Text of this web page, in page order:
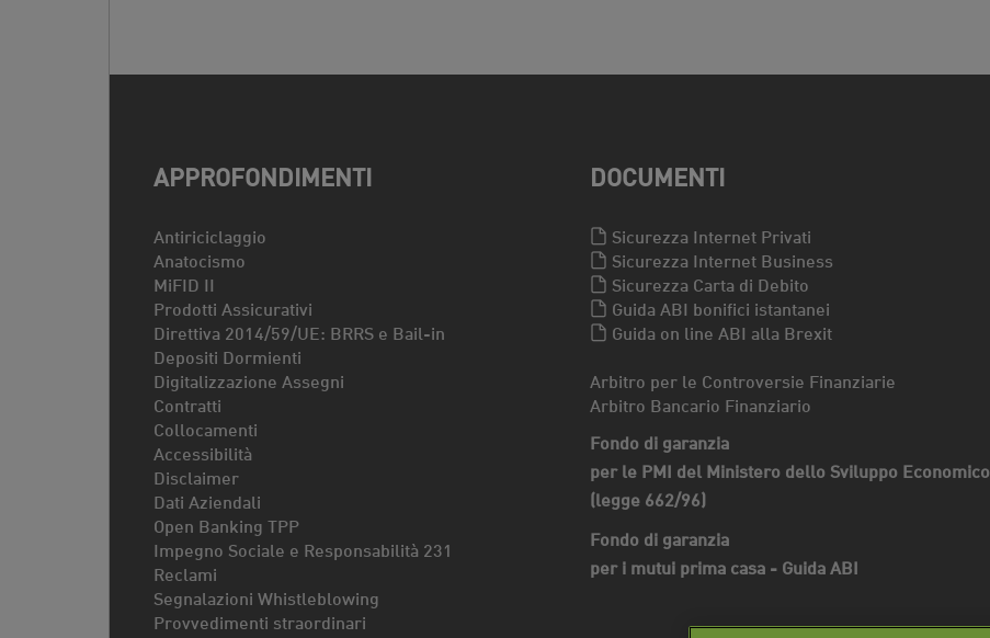
APPROFONDIMENTI
Antiriciclaggio
Anatocismo
MiFID II
Prodotti Assicurativi
Direttiva 2014/59/UE: BRRS e Bail-in
Depositi Dormienti
Digitalizzazione Assegni
Contratti
Collocamenti
Accessibilità
Disclaimer
Dati Aziendali
Open Banking TPP
Impegno Sociale e Responsabilità 231
Reclami
Segnalazioni Whistleblowing
Provvedimenti straordinari
DOCUMENTI
Sicurezza Internet Privati
Sicurezza Internet Business
Sicurezza Carta di Debito
Guida ABI bonifici istantanei
Guida on line ABI alla Brexit
Arbitro per le Controversie Finanziarie
Arbitro Bancario Finanziario
Fondo di garanzia
per le PMI del Ministero dello Sviluppo Economico
(legge 662/96)
Fondo di garanzia
per i mutui prima casa - Guida ABI